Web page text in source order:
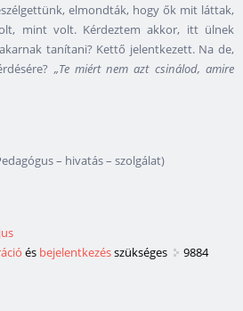
elmondták, hogy ők mit láttak,
mint volt. Kérdeztem akkor, itt ülnek
tanítani? Kettő jelentkezett. Na de,
„Te miért nem azt csinálod, amire
– hivatás – szolgálat)
és bejelentkezésszükséges
9884